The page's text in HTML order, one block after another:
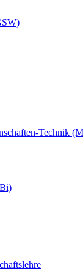
Technik